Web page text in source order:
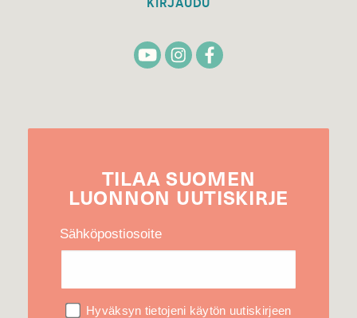
KIRJAUDU
TILAA SUOMEN
LUONNON UUTIS­KIRJE
Sähköpostiosoite
Hyväksyn tietojeni käytön uutiskirjeen